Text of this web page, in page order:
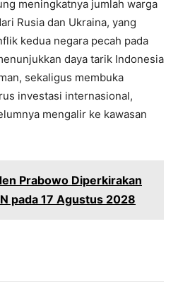
meningkatnya jumlah warga
Rusia dan Ukraina, yang
kedua negara pecah pada
daya tarik Indonesia
sekaligus membuka
investasi internasional,
mengalir ke kawasan
Prabowo Diperkirakan
pada 17 Agustus 2028